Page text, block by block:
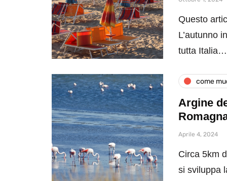
Questo
L’autunno
tutta Italia…
come
Argine
Aprile 4, 2024
Circa 5km
si sviluppa